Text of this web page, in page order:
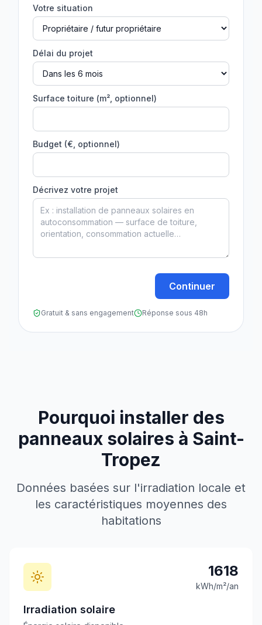
Votre situation
Délai du projet
Surface toiture (m², optionnel)
Budget (€, optionnel)
Décrivez votre projet
Continuer
Gratuit & sans engagement Réponse sous 48h
Pourquoi installer des
panneaux solaires à Saint-
Tropez
Données basées sur l'irradiation locale et
les caractéristiques moyennes des
habitations
1618
kWh/m²/an
Irradiation solaire